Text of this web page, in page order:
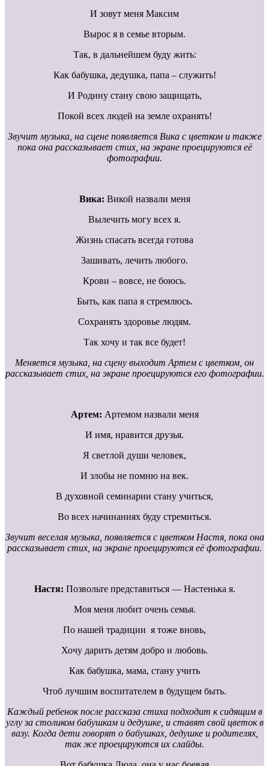
И зовут меня Максим
Вырос я в семье вторым.
Так, в дальнейшем буду жить:
Как бабушка, дедушка, папа – служить!
И Родину стану свою защищать,
Покой всех людей на земле охранять!
Звучит музыка, на сцене появляется Вика с цветком и также
пока она рассказывает стих, на экране проецируются её
фотографии.
Вика: Викой назвали меня
Вылечить могу всех я.
Жизнь спасать всегда готова
Зашивать, лечить любого.
Крови – вовсе, не боюсь.
Быть, как папа я стремлюсь.
Сохранять здоровье людям.
Так хочу и так все будет!
Меняется музыка, на сцену выходит Артем с цветком, он
рассказывает стих, на экране проецируются его фотографии.
Артем: Артемом назвали меня
И имя, нравится друзья.
Я светлой души человек,
И злобы не помню на век.
В духовной семинарии стану учиться,
Во всех начинаниях буду стремиться.
Звучит веселая музыка, появляется с цветком Настя, пока она
рассказывает стих, на экране проецируются её фотографии.
Настя: Позвольте представиться — Настенька я.
Моя меня любит очень семья.
По нашей традиции я тоже вновь,
Хочу дарить детям добро и любовь.
Как бабушка, мама, стану учить
Чтоб лучшим воспитателем в будущем быть.
Каждый ребенок после рассказа стиха подходит к сидящим в
углу за столиком бабушкам и дедушке, и ставят свой цветок в
вазу. Когда дети говорят о бабушках, дедушке и родителях,
так же проецируются их слайды.